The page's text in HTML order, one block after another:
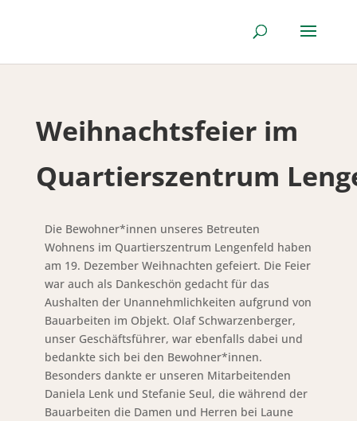
Weihnachtsfeier im
Quartierszentrum
Die Bewohner*innen unseres Betreuten
Wohnens im Quartierszentrum Lengenfeld haben
am 19. Dezember Weihnachten gefeiert. Die Feier
war auch als Dankeschön gedacht für das
Aushalten der Unannehmlichkeiten aufgrund von
Bauarbeiten im Objekt. Olaf Schwarzenberger,
unser Geschäftsführer, war ebenfalls dabei und
bedankte sich bei den Bewohner*innen.
Besonders dankte er unseren Mitarbeitenden
Daniela Lenk und Stefanie Seul, die während der
Bauarbeiten die Damen und Herren bei Laune